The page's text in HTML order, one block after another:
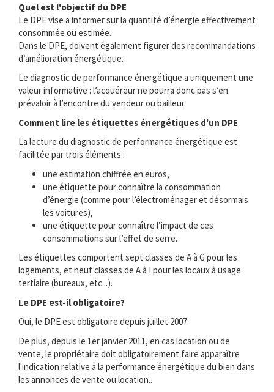
Quel est l'objectif du DPE
Le DPE vise a informer sur la quantité d’énergie effectivement
consommée ou estimée.
Dans le DPE, doivent également figurer des recommandations
d’amélioration énergétique.
Le diagnostic de performance énergétique a uniquement une
valeur informative : l’acquéreur ne pourra donc pas s’en
prévaloir à l’encontre du vendeur ou bailleur.
Comment lire les étiquettes énergétiques d'un DPE
La lecture du diagnostic de performance énergétique est
facilitée par trois éléments :
une estimation chiffrée en euros,
une étiquette pour connaître la consommation
d’énergie (comme pour l’électroménager et désormais
les voitures),
une étiquette pour connaître l’impact de ces
consommations sur l’effet de serre.
Les étiquettes comportent sept classes de A à G pour les
logements, et neuf classes de A à I pour les locaux à usage
tertiaire (bureaux, etc...).
Le DPE est-il obligatoire?
Oui, le DPE est obligatoire depuis juillet 2007.
De plus, depuis le 1er janvier 2011, en cas location ou de
vente, le propriétaire doit obligatoirement faire apparaître
l'indication relative à la performance énergétique du bien dans
les annonces de vente ou location..